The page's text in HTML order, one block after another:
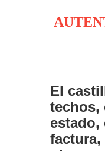
El
techos,
estado,